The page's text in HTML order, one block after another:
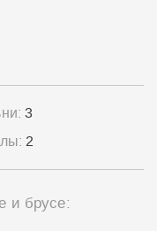
3
2
и брусе: